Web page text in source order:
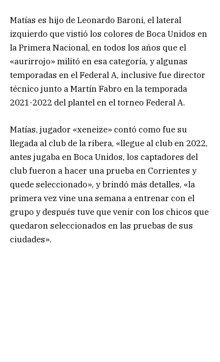
Matías es hijo de Leonardo Baroni, el lateral
izquierdo que vistió los colores de Boca Unidos en
la Primera Nacional, en todos los años que el
«aurirrojo» militó en esa categoría, y algunas
temporadas en el Federal A, inclusive fue director
técnico junto a Martín Fabro en la temporada
2021-2022 del plantel en el torneo Federal A.
Matías, jugador «xeneize» contó como fue su
llegada al club de la ribera, «llegue al club en 2022,
antes jugaba en Boca Unidos, los captadores del
club fueron a hacer una prueba en Corrientes y
quede seleccionado», y brindó más detalles, «la
primera vez vine una semana a entrenar con el
grupo y después tuve que venir con los chicos que
quedaron seleccionados en las pruebas de sus
ciudades».